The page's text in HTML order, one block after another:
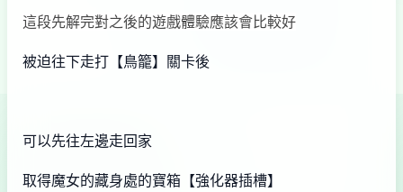
這段先解完對之後的遊戲體驗應該會比較好
被迫往下走打【鳥籠】關卡後
可以先往左邊走回家
取得魔女的藏身處的寶箱【強化器插槽】